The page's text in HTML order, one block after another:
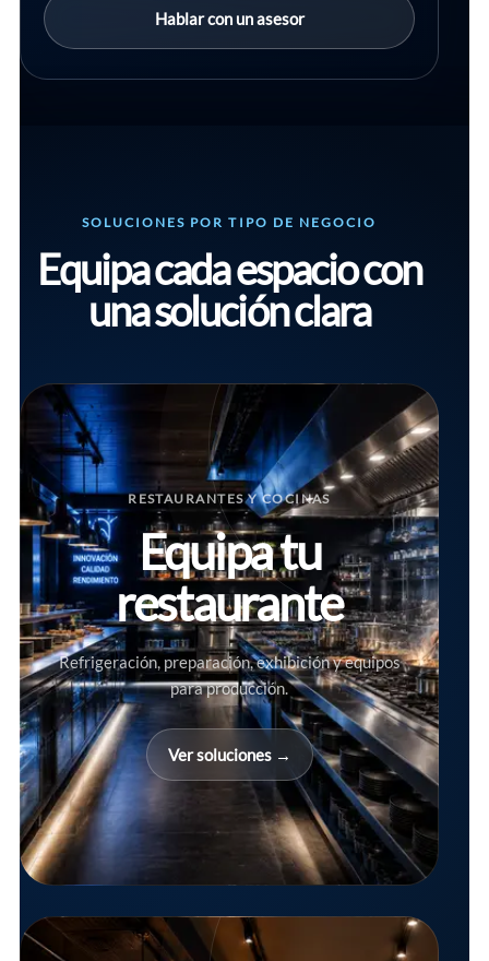
Hablar con un asesor
SOLUCIONES POR TIPO DE NEGOCIO
Equipa cada espacio con
una solución clara
RESTAURANTES Y COCINAS
Equipa tu
restaurante
Refrigeración, preparación, exhibición y equipos
para producción.
Ver soluciones →